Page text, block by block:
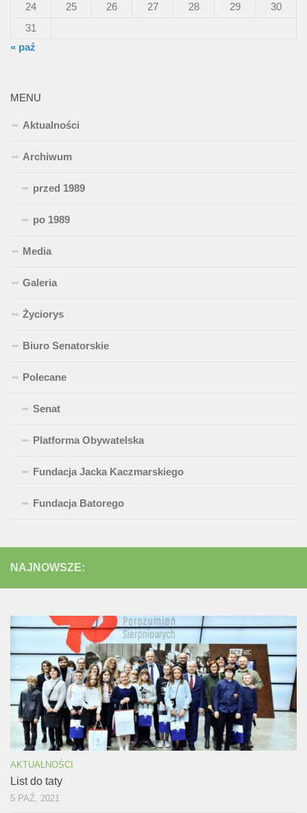
24
25 26 27 28 29
30
31
« paź
MENU
Aktualności
Archiwum
przed 1989
po 1989
Media
Galeria
Życiorys
Biuro Senatorskie
Polecane
Senat
Platforma Obywatelska
Fundacja Jacka Kaczmarskiego
Fundacja Batorego
NAJNOWSZE:
AKTUALNOŚCI
List do taty
5 PAŹ, 2021